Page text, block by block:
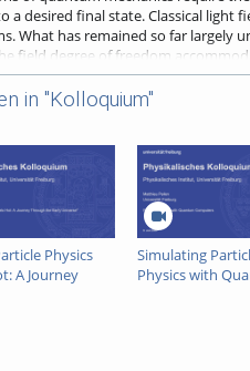
a desired final state. Classical light
What has remained so far largely
field degree of freedom
as is well-established in quantum
of light to optimally excite a
in entangled photon
field of an electromagnetic cavity,
states of the field, like
also at coupling strengths
Universität Freiburg
in "Kolloquium"
Physics
A Journey
Simulating
Physics with